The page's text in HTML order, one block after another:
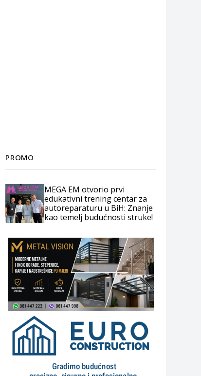
PROMO
MEGA EM otvorio prvi
edukativni trening centar za
autoreparaturu u BiH: Znanje
kao temelj budućnosti struke!